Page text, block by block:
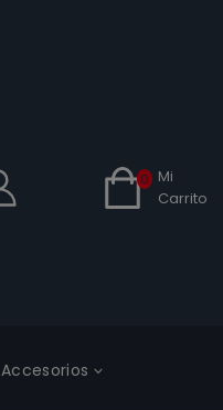
0
Mi
Carrito
Accesorios